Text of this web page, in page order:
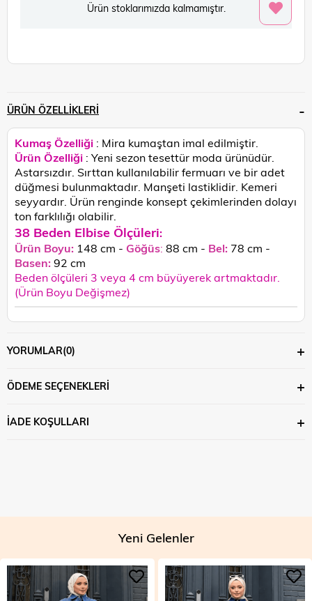
Ürün stoklarımızda kalmamıştır.
ÜRÜN ÖZELLIKLERI
Kumaş Özelliği : Mira kumaştan imal edilmiştir.
Ürün Özelliği : Yeni sezon tesettür moda ürünüdür.
Astarsızdır. Sırttan kullanılabilir fermuarı ve bir adet
düğmesi bulunmaktadır. Manşeti lastiklidir. Kemeri
seyyardır. Ürün renginde konsept çekimlerinden dolayı
ton farklılığı olabilir.
38 Beden Elbise Ölçüleri:
Ürün Boyu: 148 cm - Göğüs: 88 cm - Bel: 78 cm -
Basen:92 cm
Beden ölçüleri 3 veya 4 cm büyüyerek artmaktadır.
(Ürün Boyu Değişmez)
YORUMLAR(0)
ÖDEME SEÇENEKLERI
İADE KOŞULLARI
Yeni Gelenler